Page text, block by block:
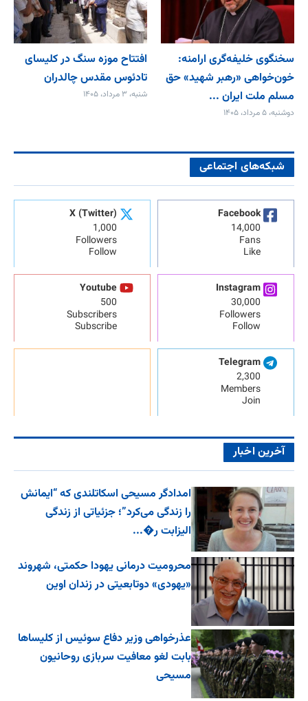
سخنگوی خلیفه‌گری ارامنه:
خون‌خواهی «رهبر شهید» حق
مسلم ملت ایران ...
دوشنبه، ۵ مرداد، ۱۴۰۵
افتتاح موزه سنگ در کلیسای
تادئوس مقدس چالدران
شنبه، ۳ مرداد، ۱۴۰۵
شبکه‌های اجتماعی
Facebook
14,000
Fans
Like
X (Twitter)
1,000
Followers
Follow
Instagram
30,000
Followers
Follow
Youtube
500
Subscribers
Subscribe
Telegram
2,300
Members
Join
آخرین اخبار
امدادگر مسیحی اسکاتلندی که “ایمانش
را زندگی می‌کرد”؛ جزئیاتی از زندگی
الیزابت ر�...
محرومیت درمانی یهودا حکمتی، شهروند
«یهودی» دوتابعیتی در زندان اوین
عذرخواهی وزیر دفاع سوئیس از کلیساها
بابت لغو معافیت سربازی روحانیون
مسیحی